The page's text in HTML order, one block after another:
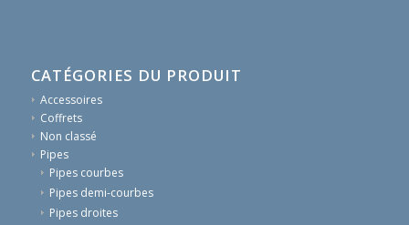
CATÉGORIES DU PRODUIT
Accessoires
Coffrets
Non classé
Pipes
Pipes courbes
Pipes demi-courbes
Pipes droites